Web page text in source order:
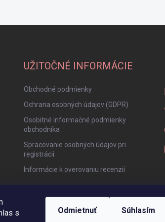
s
Odmietnuť Súhlasím
UŽITOČNÉ INFORMÁCIE
Obchodné podmienky
Ochrana osobných údajov (GDPR)
Osobitné informačné podmienky
obchodníka
Spracovanie osobných údajov pri
registrácii
Informácie k overovaniu recenzií